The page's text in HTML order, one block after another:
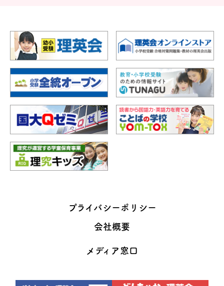
プライバシーポリシー
会社概要
メディア窓口